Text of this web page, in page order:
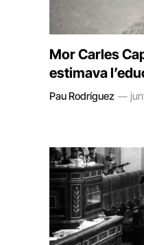
Mor Carles
estimava
Pau Rodríguez